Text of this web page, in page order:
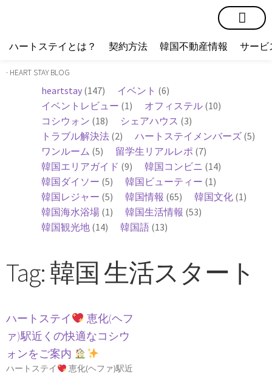
ハートステイとは？ 契約方法 韓国不動産情報 サービ
· HEART STAY BLOG
heartstay (147) イベント (6)
イベントレビュー (1) オフィステル (10)
コシウォン (18) シェアハウス (3)
トラブル解決法 (2) ハートステイメンバーズ (5)
ワンルーム (5) 留学生リアルレポ (7)
韓国エリアガイド (9) 韓国コンビニ (14)
韓国ダイソー (5) 韓国ビューティー (1)
韓国レジャー (5) 韓国情報 (65) 韓国文化 (1)
韓国海水浴場 (1) 韓国生活情報 (53)
韓国観光地 (14) 韓国語 (13)
Tag: 韓国 生活スタート
ハートステイ
恵化(ヘフ
ァ)駅近くの快適なコシウ
ォンをご案内
ハートステイ
恵化(ヘファ)駅近